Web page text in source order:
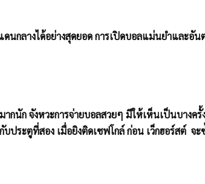
ดนกลางได้อย่างสุดยอด การเปิดบอลแม่นยำและอั
กนัก จังหวะการจ่ายบอลสวยๆ มีให้เห็นเป็นบางค
ระตูที่สอง เมื่อยิงติดเซฟโกล์ ก่อน เว็กฮอร์สต์ จ